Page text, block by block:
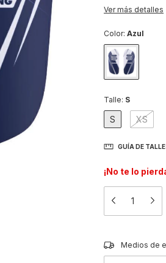
Ver más detalles
Color: Azul
Talle: S
S XS
GUÍA DE
¡No te lo
Entregas para el
Medios de